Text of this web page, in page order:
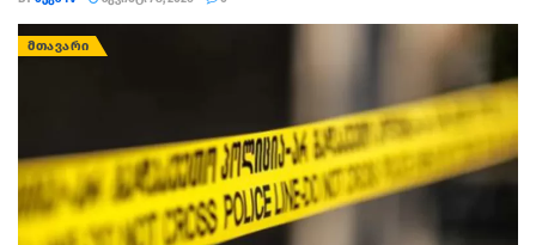
ᲛᲗᲐᲕᲐᲠᲘ